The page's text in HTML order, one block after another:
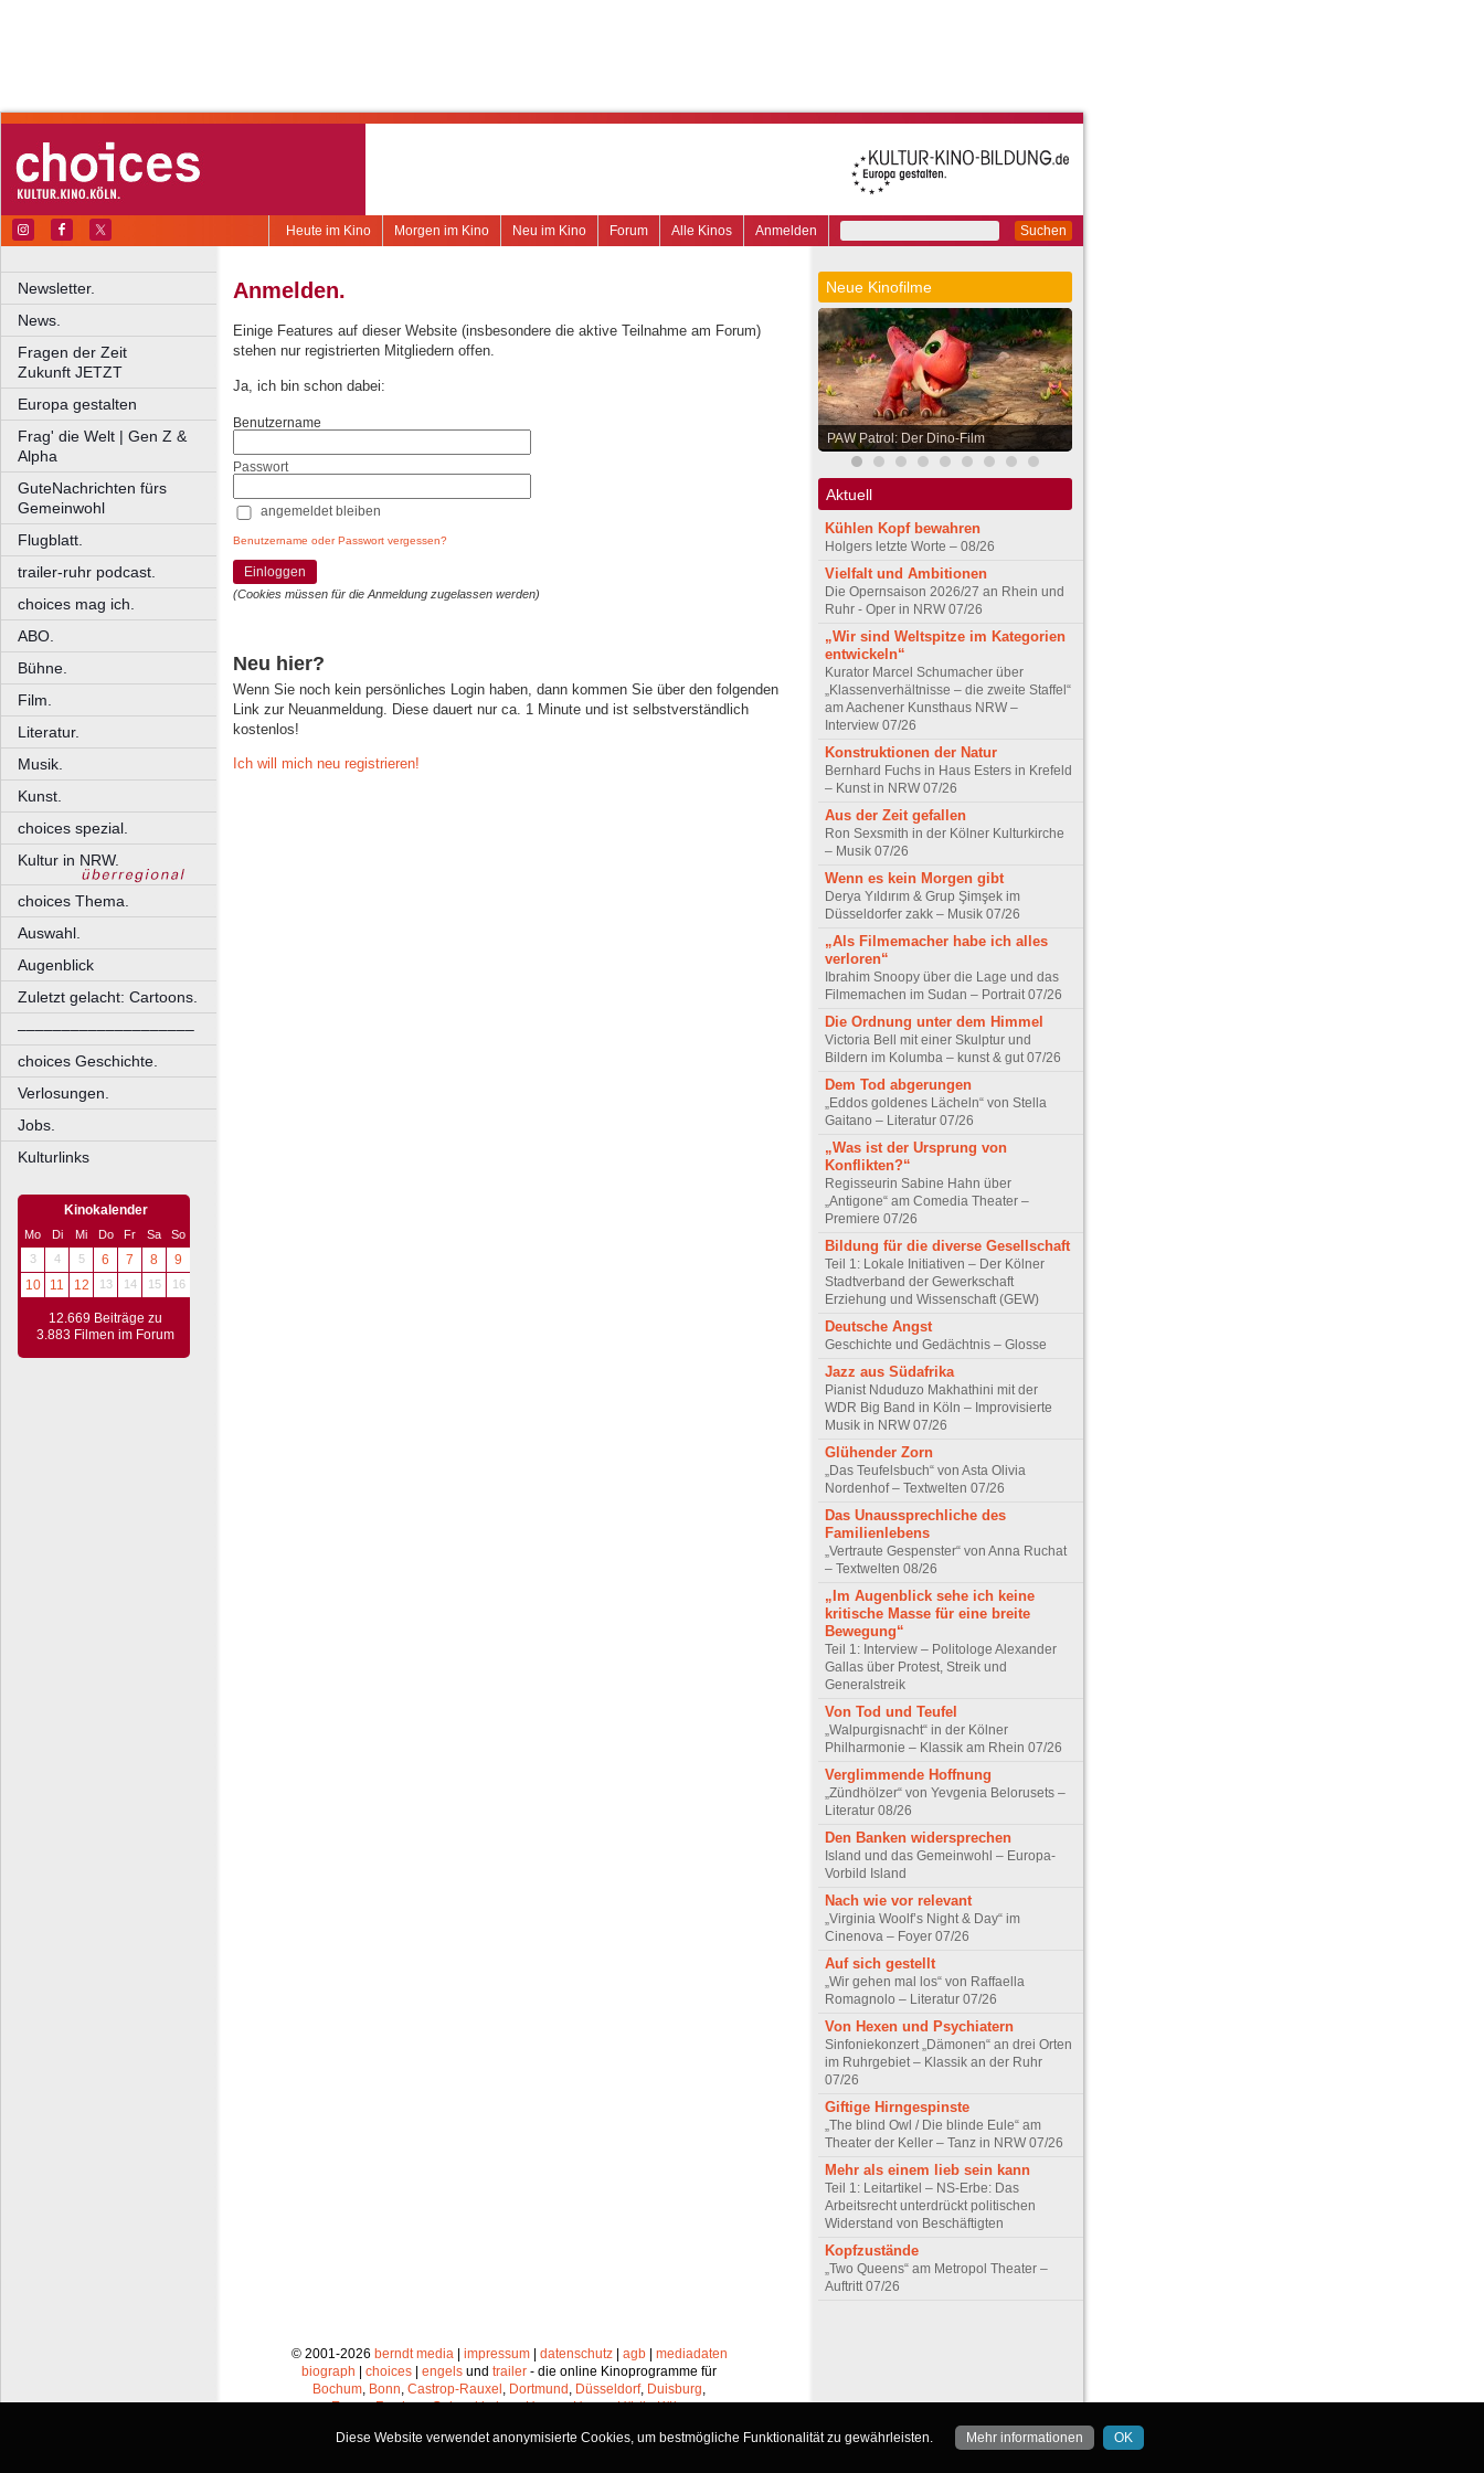
Suchen
Anmelden
Alle Kinos
Forum
Neu im Kino
Morgen im Kino
Heute im Kino
Newsletter.
News.
Fragen der Zeit
Zukunft JETZT
Europa gestalten
Frag' die Welt | Gen Z &
Alpha
GuteNachrichten fürs
Gemeinwohl
Flugblatt.
trailer-ruhr podcast.
choices mag ich.
ABO.
Bühne.
Film.
Literatur.
Musik.
Kunst.
choices spezial.
Kultur in NRW.
choices Thema.
Auswahl.
Augenblick
Zuletzt gelacht: Cartoons.
––––––––––––––––––––
choices Geschichte.
Verlosungen.
Jobs.
Kulturlinks
Kinokalender
Mo Di Mi Do Fr Sa
So
3
4 5 6 7 8
9
10
11 12 13 14 15 16
12.669 Beiträge zu
3.883 Filmen im Forum
Anmelden.
Einige Features auf dieser Website (insbesondere die aktive Teilnahme am Forum)
stehen nur registrierten Mitgliedern offen.
Ja, ich bin schon dabei:
Benutzername
Passwort
angemeldet bleiben
Benutzername oder Passwort vergessen?
Einloggen
(Cookies müssen für die Anmeldung zugelassen werden)
Neu hier?
Wenn Sie noch kein persönliches Login haben, dann kommen Sie über den folgenden
Link zur Neuanmeldung. Diese dauert nur ca. 1 Minute und ist selbstverständlich
kostenlos!
Ich will mich neu registrieren!
Neue Kinofilme
PAW Patrol: Der Dino-Film
Aktuell
Kühlen Kopf bewahren
Holgers letzte Worte – 08/26
Vielfalt und Ambitionen
Die Opernsaison 2026/27 an Rhein und
Ruhr - Oper in NRW 07/26
„Wir sind Weltspitze im Kategorien
entwickeln“
Kurator Marcel Schumacher über
„Klassenverhältnisse – die zweite Staffel“
am Aachener Kunsthaus NRW –
Interview 07/26
Konstruktionen der Natur
Bernhard Fuchs in Haus Esters in Krefeld
– Kunst in NRW 07/26
Aus der Zeit gefallen
Ron Sexsmith in der Kölner Kulturkirche
– Musik 07/26
Wenn es kein Morgen gibt
Derya Yıldırım & Grup Şimşek im
Düsseldorfer zakk – Musik 07/26
„Als Filmemacher habe ich alles
verloren“
Ibrahim Snoopy über die Lage und das
Filmemachen im Sudan – Portrait 07/26
Die Ordnung unter dem Himmel
Victoria Bell mit einer Skulptur und
Bildern im Kolumba – kunst & gut 07/26
Dem Tod abgerungen
„Eddos goldenes Lächeln“ von Stella
Gaitano – Literatur 07/26
„Was ist der Ursprung von
Konflikten?“
Regisseurin Sabine Hahn über
„Antigone“ am Comedia Theater –
Premiere 07/26
Bildung für die diverse Gesellschaft
Teil 1: Lokale Initiativen – Der Kölner
Stadtverband der Gewerkschaft
Erziehung und Wissenschaft (GEW)
Deutsche Angst
Geschichte und Gedächtnis – Glosse
Jazz aus Südafrika
Pianist Nduduzo Makhathini mit der
WDR Big Band in Köln – Improvisierte
Musik in NRW 07/26
Glühender Zorn
„Das Teufelsbuch“ von Asta Olivia
Nordenhof – Textwelten 07/26
Das Unaussprechliche des
Familienlebens
„Vertraute Gespenster“ von Anna Ruchat
– Textwelten 08/26
„Im Augenblick sehe ich keine
kritische Masse für eine breite
Bewegung“
Teil 1: Interview – Politologe Alexander
Gallas über Protest, Streik und
Generalstreik
Von Tod und Teufel
„Walpurgisnacht“ in der Kölner
Philharmonie – Klassik am Rhein 07/26
Verglimmende Hoffnung
„Zündhölzer“ von Yevgenia Belorusets –
Literatur 08/26
Den Banken widersprechen
Island und das Gemeinwohl – Europa-
Vorbild Island
Nach wie vor relevant
„Virginia Woolf’s Night & Day“ im
Cinenova – Foyer 07/26
Auf sich gestellt
„Wir gehen mal los“ von Raffaella
Romagnolo – Literatur 07/26
Von Hexen und Psychiatern
Sinfoniekonzert „Dämonen“ an drei Orten
im Ruhrgebiet – Klassik an der Ruhr
07/26
Giftige Hirngespinste
„The blind Owl / Die blinde Eule“ am
Theater der Keller – Tanz in NRW 07/26
Mehr als einem lieb sein kann
Teil 1: Leitartikel – NS-Erbe: Das
Arbeitsrecht unterdrückt politischen
Widerstand von Beschäftigten
Kopfzustände
„Two Queens“ am Metropol Theater –
Auftritt 07/26
© 2001-2026 berndt media | impressum| datenschutz| agb| mediadaten
biograph | choices | engels und trailer - die online Kinoprogramme für
Bochum Bonn Castrop-Rauxel Dortmund Düsseldorf, Duisburg
Essen,Frechen,Gelsenkirchen,Hagen,Herne,Hürth,Köln,
Recklinghausen,SolingenundWuppertal
Diese Website verwendet anonymisierte Cookies, um bestmögliche Funktionalität zu gewährleisten. Mehr informationen OK